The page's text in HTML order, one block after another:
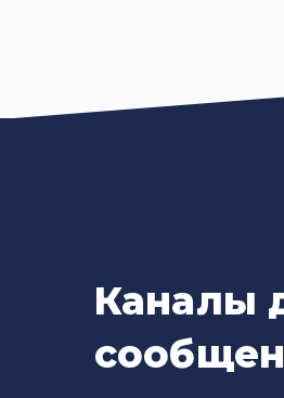
Каналы